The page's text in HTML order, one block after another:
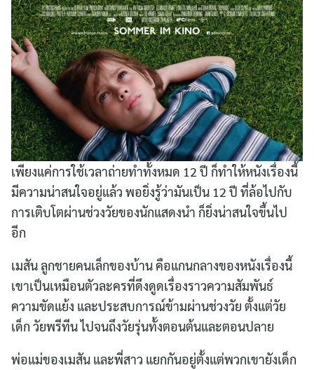
เพียงแค่การใช้เวลาถ่ายทำทั้งหมด 12 ปี ก็ทำให้หนังเรื่องนี้
มีความน่าสนใจอยู่แล้ว พอยิ่งรู้ว่ามันเป็น 12 ปี ที่ล้อไปกับ
การเติบโตผ่านช่วงวัยของนักแสดงนำ ก็ยิ่งน่าสนใจขึ้นไป
อีก
เมสัน ลูกชายคนเล็กของบ้าน คือแกนกลางของหนังเรื่องนี้
เขาเป็นเหมือนตัวละครที่ดึงดูดเรื่องราวความสัมพันธ์
ความขัดแย้ง และประสบการณ์ข้ามผ่านช่วงวัย ตั้งแต่วัย
เด็ก วัยพรีทีน ไปจนถึงวัยรุ่นทั้งตอนต้นและตอนปลาย
พ่อแม่ของเมสัน และพี่สาว แยกกันอยู่ตั้งแต่พวกเขายังเด็ก